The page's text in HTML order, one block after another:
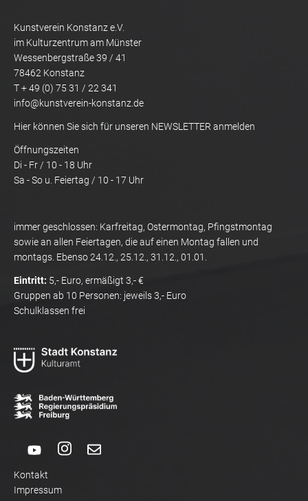
Kunstverein Konstanz e.V.
im Kulturzentrum am Münster
Wessenbergstraße 39 / 41
78462 Konstanz
T + 49 (0) 75 31 / 22 341
info@kunstverein-konstanz.de
Hier können Sie sich für unseren NEWSLETTER anmelden
Öffnungszeiten
Di - Fr / 10 - 18 Uhr
Sa - So u. Feiertag / 10 - 17 Uhr
immer geschlossen: Karfreitag, Ostermontag, Pfingstmontag
sowie an allen Feiertagen, die auf einen Montag fallen und
montags. Ebenso 24.12., 25.12., 31.12., 01.01.
Eintritt: 5,- Euro, ermäßigt 3,- €
Gruppen ab 10 Personen: jeweils 3,- Euro
Schulklassen frei
Kontakt
Impressum